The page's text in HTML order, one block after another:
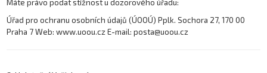
Máte právo podat stížnost u dozorového úřadu:
Úřad pro ochranu osobních údajů (ÚOOÚ) Pplk. Sochora 27, 170 00
Praha 7 Web: www.uoou.cz E-mail: posta@uoou.cz